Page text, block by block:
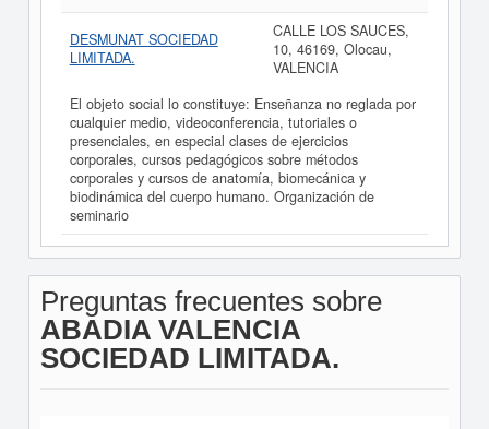
DESMUNAT SOCIEDAD
LIMITADA.
CALLE LOS SAUCES,
10, 46169, Olocau,
VALENCIA
El objeto social lo constituye: Enseñanza no reglada por
cualquier medio, videoconferencia, tutoriales o
presenciales, en especial clases de ejercicios
corporales, cursos pedagógicos sobre métodos
corporales y cursos de anatomía, biomecánica y
biodinámica del cuerpo humano. Organización de
seminario
Preguntas frecuentes sobre
ABADIA VALENCIA
SOCIEDAD LIMITADA.